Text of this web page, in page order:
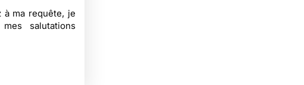
à ma requête, je
salutations